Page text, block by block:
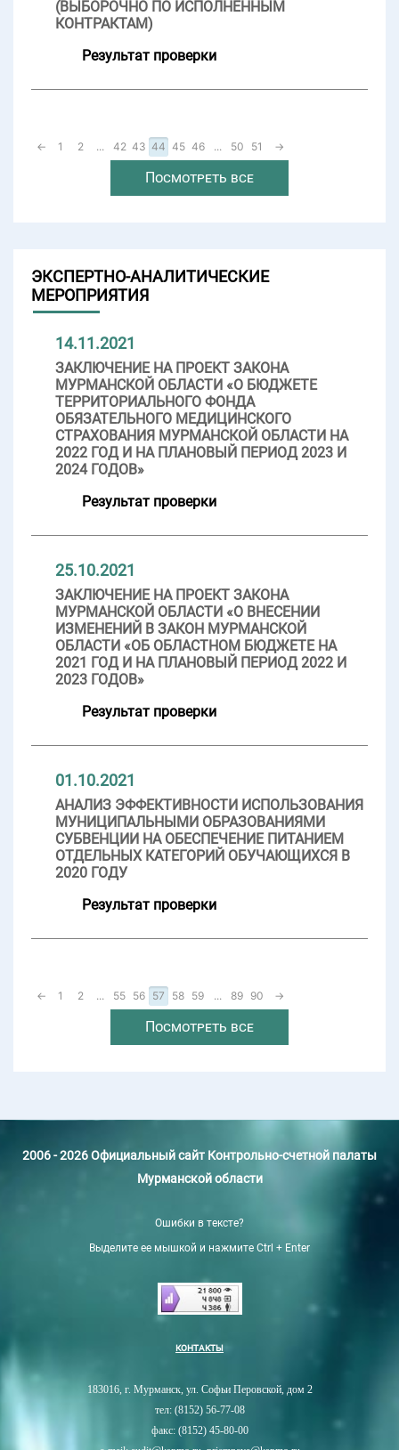
(ВЫБОРОЧНО ПО ИСПОЛНЕННЫМ
КОНТРАКТАМ)
Результат проверки
← 1 2 ... 42 43 44 45 46 ... 50 51 →
Посмотреть все
ЭКСПЕРТНО-АНАЛИТИЧЕСКИЕ
МЕРОПРИЯТИЯ
14.11.2021
ЗАКЛЮЧЕНИЕ НА ПРОЕКТ ЗАКОНА
МУРМАНСКОЙ ОБЛАСТИ «О БЮДЖЕТЕ
ТЕРРИТОРИАЛЬНОГО ФОНДА
ОБЯЗАТЕЛЬНОГО МЕДИЦИНСКОГО
СТРАХОВАНИЯ МУРМАНСКОЙ ОБЛАСТИ НА
2022 ГОД И НА ПЛАНОВЫЙ ПЕРИОД 2023 И
2024 ГОДОВ»
Результат проверки
25.10.2021
ЗАКЛЮЧЕНИЕ НА ПРОЕКТ ЗАКОНА
МУРМАНСКОЙ ОБЛАСТИ «О ВНЕСЕНИИ
ИЗМЕНЕНИЙ В ЗАКОН МУРМАНСКОЙ
ОБЛАСТИ «ОБ ОБЛАСТНОМ БЮДЖЕТЕ НА
2021 ГОД И НА ПЛАНОВЫЙ ПЕРИОД 2022 И
2023 ГОДОВ»
Результат проверки
01.10.2021
АНАЛИЗ ЭФФЕКТИВНОСТИ ИСПОЛЬЗОВАНИЯ
МУНИЦИПАЛЬНЫМИ ОБРАЗОВАНИЯМИ
СУБВЕНЦИИ НА ОБЕСПЕЧЕНИЕ ПИТАНИЕМ
ОТДЕЛЬНЫХ КАТЕГОРИЙ ОБУЧАЮЩИХСЯ В
2020 ГОДУ
Результат проверки
← 1 2 ... 55 56 57 58 59 ... 89 90 →
Посмотреть все
2006 - 2026 Официальный сайт Контрольно-счетной палаты
Мурманской области
Ошибки в тексте?
Выделите ее мышкой и нажмите Ctrl + Enter
КОНТАКТЫ
183016, г. Мурманск, ул. Софьи Перовской, дом 2
тел: (8152) 56-77-08
факс: (8152) 45-80-00